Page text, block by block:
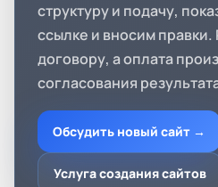
структуру и подачу,
ссылке и вносим правки.
договору, а оплата
согласования
Обсудить новый сайт →
Услуга создания сайтов